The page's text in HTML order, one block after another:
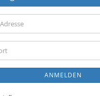
ANMELDEN